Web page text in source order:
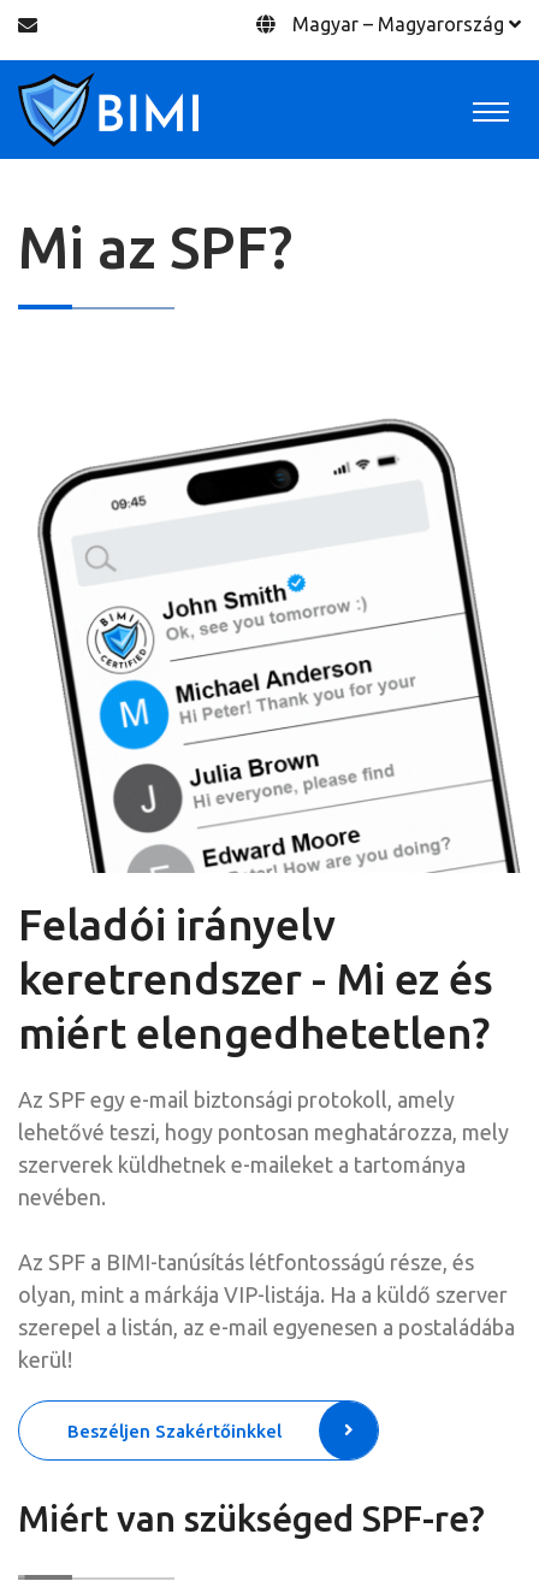
Magyar – Magyarország
Mi az SPF?
Feladói irányelv
keretrendszer - Mi ez és
miért elengedhetetlen?
Az SPF egy e-mail biztonsági protokoll, amely
lehetővé teszi, hogy pontosan meghatározza, mely
szerverek küldhetnek e-maileket a tartománya
nevében.
Az SPF a BIMI-tanúsítás létfontosságú része, és
olyan, mint a márkája VIP-listája. Ha a küldő szerver
szerepel a listán, az e-mail egyenesen a postaládába
kerül!
Beszéljen Szakértőinkkel
Miért van szükséged SPF-re?